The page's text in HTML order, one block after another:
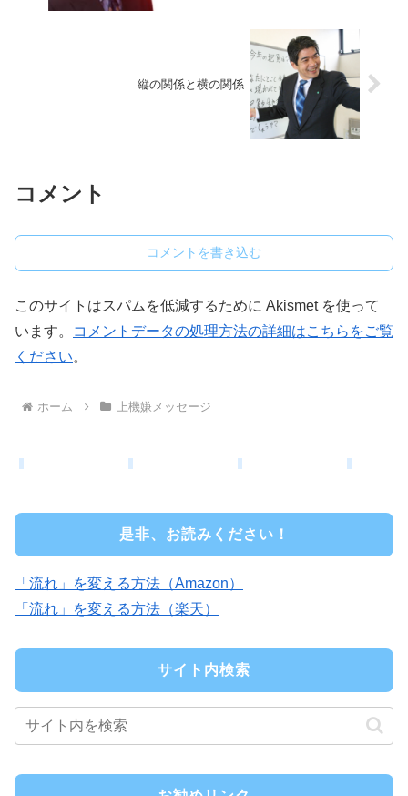
縦の関係と横の関係
コメント
コメントを書き込む
このサイトはスパムを低減するために Akismet を使って
います。
コメントデータの処理方法の詳細はこちらをご覧
ください。
ホーム 上機嫌メッセージ
是非、お読みください！
「流れ」を変える方法（Amazon）
「流れ」を変える方法（楽天）
サイト内検索